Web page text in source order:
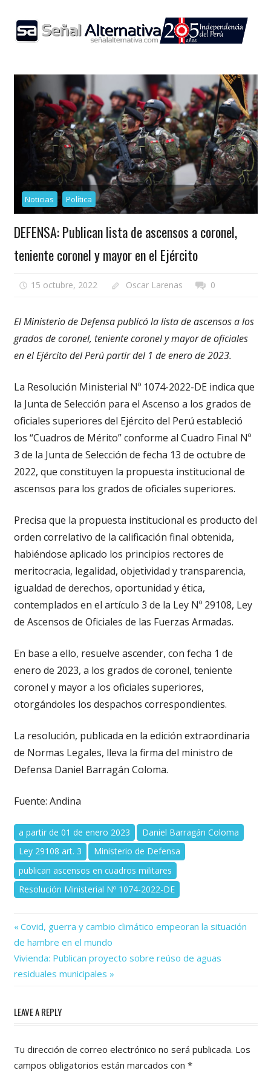
content
Noticias Política
DEFENSA: Publican lista de ascensos a coronel,
teniente coronel y mayor en el Ejército
15 octubre, 2022 Oscar Larenas 0
El Ministerio de Defensa publicó la lista de ascensos a los
grados de coronel, teniente coronel y mayor de oficiales
en el Ejército del Perú partir del 1 de enero de 2023.
La Resolución Ministerial Nº 1074-2022-DE indica que
la Junta de Selección para el Ascenso a los grados de
oficiales superiores del Ejército del Perú estableció
los “Cuadros de Mérito” conforme al Cuadro Final Nº
3 de la Junta de Selección de fecha 13 de octubre de
2022, que constituyen la propuesta institucional de
ascensos para los grados de oficiales superiores.
Precisa que la propuesta institucional es producto del
orden correlativo de la calificación final obtenida,
habiéndose aplicado los principios rectores de
meritocracia, legalidad, objetividad y transparencia,
igualdad de derechos, oportunidad y ética,
contemplados en el artículo 3 de la Ley Nº 29108, Ley
de Ascensos de Oficiales de las Fuerzas Armadas.
En base a ello, resuelve ascender, con fecha 1 de
enero de 2023, a los grados de coronel, teniente
coronel y mayor a los oficiales superiores,
otorgándoles los despachos correspondientes.
La resolución, publicada en la edición extraordinaria
de Normas Legales, lleva la firma del ministro de
Defensa Daniel Barragán Coloma.
Fuente: Andina
a partir de 01 de enero 2023
Daniel Barragán Coloma
Ley 29108 art. 3
Ministerio de Defensa
publican ascensos en cuadros militares
Resolución Ministerial Nº 1074-2022-DE
Navegación
de
entradas
Previous
Post:
Covid, guerra y cambio climático empeoran la situación
de hambre en el mundo
Next
Post:
Vivienda: Publican proyecto sobre reúso de aguas
residuales municipales
LEAVE A REPLY
Tu dirección de correo electrónico no será publicada. Los
campos obligatorios están marcados con *